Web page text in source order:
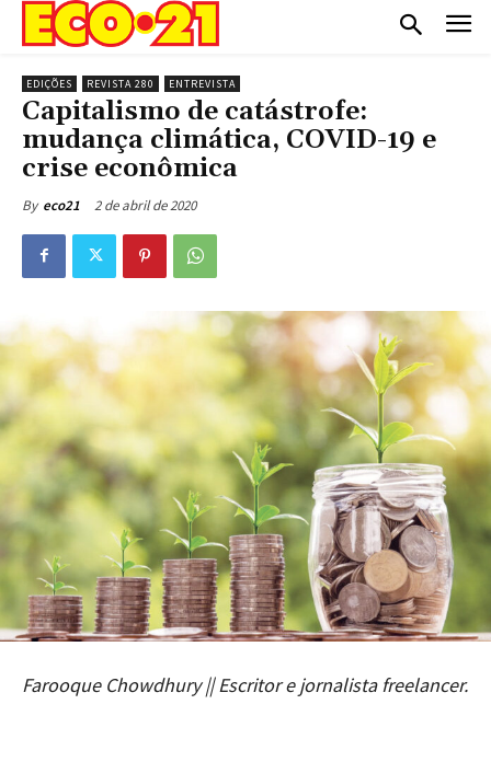
EDIÇÕES REVISTA 280 ENTREVISTA
Capitalismo de catástrofe:
mudança climática, COVID-19 e
crise econômica
By eco21 2 de abril de 2020
Farooque Chowdhury || Escritor e jornalista freelancer.